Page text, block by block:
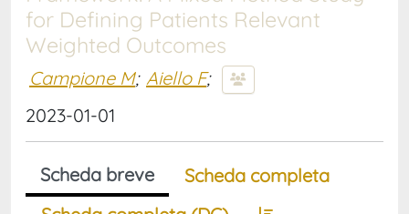
for Defining Patients Relevant
Weighted Outcomes
Campione M; Aiello F;
2023-01-01
Scheda breve
Scheda completa